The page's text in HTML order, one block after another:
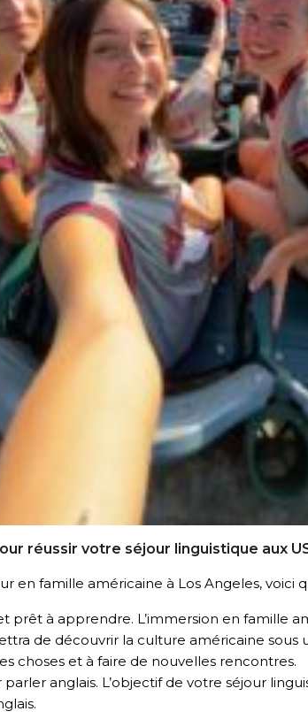
réussir votre séjour linguistique aux
en famille américaine à Los Angeles, voici
prêt à apprendre. L’immersion en famille
de découvrir la culture américaine sous
choses et à faire de nouvelles rencontres.
anglais. L’objectif de votre séjour